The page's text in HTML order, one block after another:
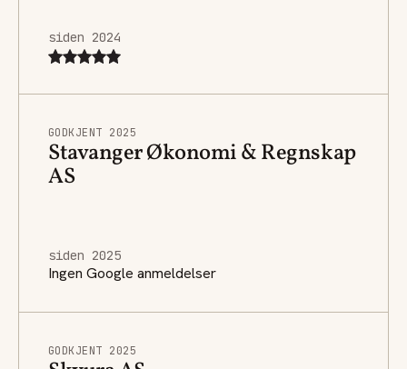
siden 2024
GODKJENT 2025
Stavanger Økonomi & Regnskap
AS
siden 2025
Ingen Google anmeldelser
GODKJENT 2025